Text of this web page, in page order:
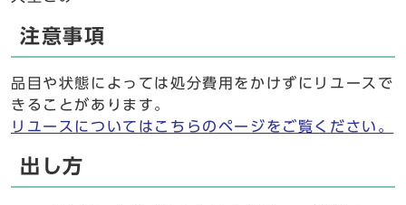
注意事項
品目や状態によっては処分費用をかけずにリユースで
きることがあります。
リユースについてはこちらのページをご覧ください。
出し方